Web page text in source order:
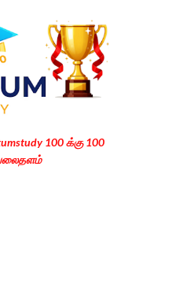
main content
100 க்கு 100